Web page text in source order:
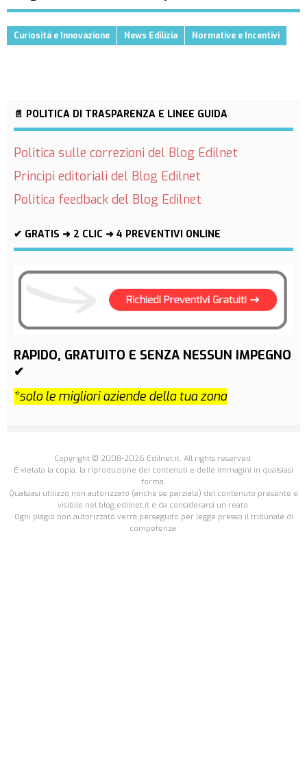
Curiosità e Innovazione News Edilizia Normative e Incentivi
📄 POLITICA DI TRASPARENZA E LINEE GUIDA
Politica sulle correzioni del Blog Edilnet
Principi editoriali del Blog Edilnet
Politica feedback del Blog Edilnet
✔ GRATIS ➜ 2 CLIC ➜ 4 PREVENTIVI ONLINE
RAPIDO, GRATUITO E SENZA NESSUN IMPEGNO
✔
*solo le migliori aziende della tua zona
Copyright © 2008-2026 Edilnet.it. All rights reserved.
É vietata la copia, la riproduzione dei contenuti e delle immagini in qualsiasi
forma.
Qualsiasi utilizzo non autorizzato (anche se parziale) del contenuto presente e
visibile nel blog.edilnet.it è da considerarsi un reato.
Ogni plagio non autorizzato verrà perseguito per legge presso il tribunale di
competenza.